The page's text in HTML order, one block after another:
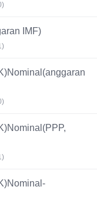
IMF)